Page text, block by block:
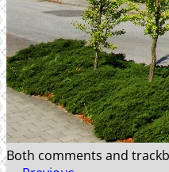
REFERENSER
FÖRETAGET
SENASTE PROJEKT
KONTAKT
Both comments and